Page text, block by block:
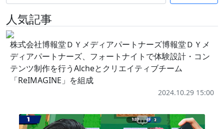
人気記事
株式会社博報堂ＤＹメディアパートナーズ博報堂ＤＹメ
ディアパートナーズ、フォートナイトで体験設計・コン
テンツ制作を行うAlcheとクリエイティブチーム
「ReIMAGINE」を組成
2024.10.29 15:00